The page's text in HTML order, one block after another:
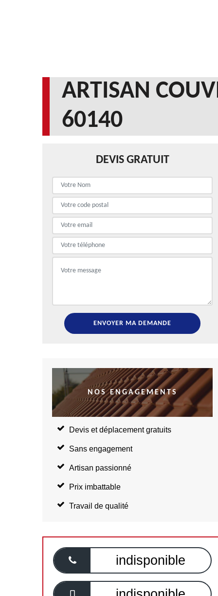
ARTISAN
60140
DEVIS GRATUIT
NOS ENGAGEMENTS
Devis et déplacement gratuits
Sans engagement
Artisan passionné
Prix imbattable
Travail de qualité
indisponible